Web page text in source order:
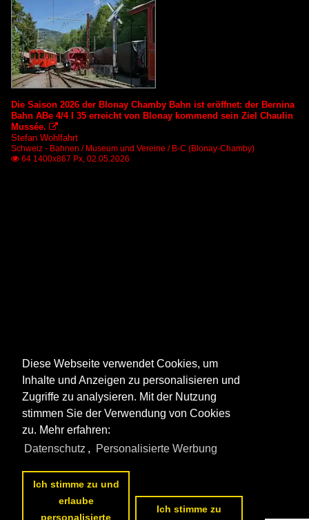
Die Saison 2026 der Blonay Chamby Bahn ist eröffnet: der Bernina
Bahn ABe 4/4 I 35 erreicht von Blonay kommend sein Ziel Chaulin
Mussée. 
Stefan Wohlfahrt
Schweiz - Bahnen / Museum und Vereine / B-C (Blonay-Chamby)
 64 1400x867 Px, 02.05.2026
Diese Webseite verwendet Cookies, um
Inhalte und Anzeigen zu personalisieren und
Zugriffe zu analysieren. Mit der Nutzung
stimmen Sie der Verwendung von Cookies
zu. Mehr erfahren:
Datenschutz , Personalisierte Werbung
Ich stimme zu und
erlaube
personalisierte
Ich stimme zu